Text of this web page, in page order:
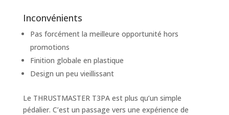
Inconvénients
Pas forcément la meilleure opportunité hors
promotions
Finition globale en plastique
Design un peu vieillissant
Le THRUSTMASTER T3PA est plus qu’un simple
pédalier. C’est un passage vers une expérience de